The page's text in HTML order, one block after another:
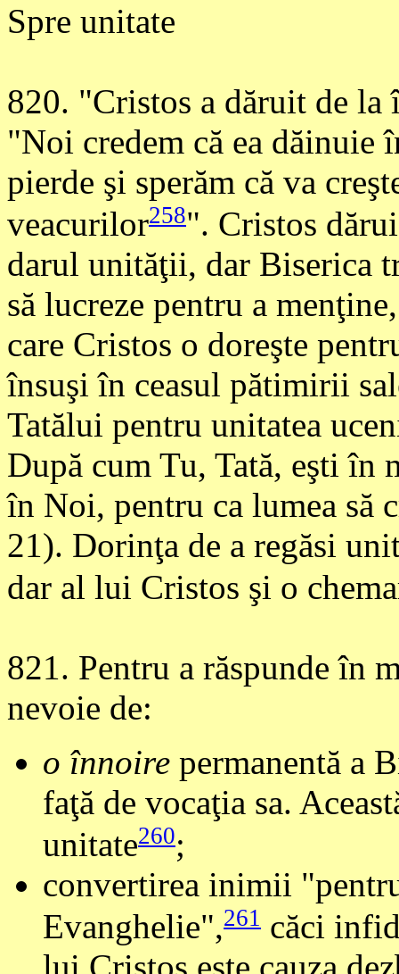
Spre unitate
820. "Cristos a dăruit de
"Noi credem că ea dăinuie
pierde şi sperăm că va
veacurilor258". Cristos
darul unităţii, dar Biserica
să lucreze pentru a
care Cristos o doreşte
însuşi în ceasul pătimirii
Tatălui pentru unitatea
După cum Tu, Tată, eşti în
în Noi, pentru ca lumea să
21). Dorinţa de a regăsi
dar al lui Cristos şi o
821. Pentru a răspunde în
nevoie de:
o înnoire permanentă a
faţă de vocaţia sa.
unitate260;
convertirea inimii
Evanghelie",261 căci